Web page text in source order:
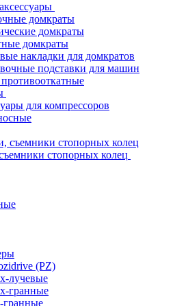
домкраты
домкраты
домкраты
накладки для домкратов
подставки для машин
для компрессоров
стопорных колец
(PZ)
лучевые
гранные